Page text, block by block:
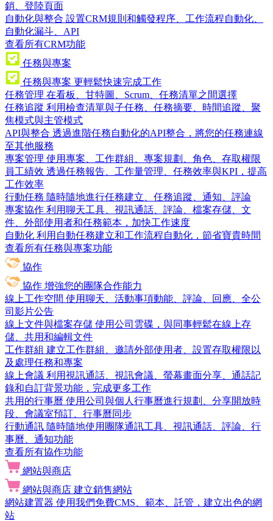
銷、登陸頁面
自動化與整合 設置CRM規則和觸發程序、工作流程自動化、
自動化漏斗、API
查看所有CRM功能
任務與專案
任務與專案 更輕鬆快速完成工作
任務管理 在看板、甘特圖、Scrum、任務清單之間選擇
任務追蹤 利用檢查清單與子任務、任務摘要、時間追蹤、聚
焦模式與主管模式
API與整合 透過進階任務自動化的API整合，將您的任務連線
至其他服務
專案管理 使用專案、工作群組、專案規劃、角色、存取權限
員工績效 透過任務報告、工作量管理、任務效率與KPI，提高
工作效率
行動任務 隨時隨地進行任務建立、任務追蹤、通知、評論
專案協作 利用聊天工具、視訊通話、評論、檔案存儲、文
件、外部使用者和任務範本，加快工作速度
自動化 利用自動任務建立和工作流程自動化，節省寶貴時間
查看所有任務與專案功能
協作
協作 增強您的團隊合作能力
線上工作空間 使用聊天、活動事項動能、評論、回應、全公
司影片公告
線上文件與檔案存儲 使用公司雲碟，與同事輕鬆在線上存
儲、共用和編輯文件
工作群組 建立工作群組、邀請外部使用者、設置存取權限以
及處理任務和專案
線上會議 利用視訊通話、視訊會議、螢幕畫面分享、通話記
錄和自訂背景功能，完成更多工作
共用的行事曆 使用公司與個人行事曆進行規劃、分享開放時
段、會議室預訂、行事曆同步
行動通訊 隨時隨地使用團隊通訊工具、視訊通話、評論、行
事曆、通知功能
查看所有協作功能
網站與商店
網站與商店 建立銷售網站
網站建置器 使用我們免費CMS、範本、託管，建立出色的網
站